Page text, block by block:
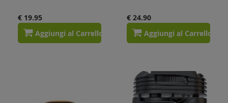
€ 19.95
Aggiungi al Carrello
€ 24.90
Aggiungi al Carrello